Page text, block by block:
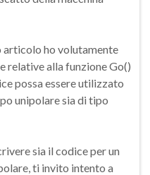
articolo ho volutamente
relative alla funzione Go()
possa essere utilizzato
unipolare sia di tipo
sia il codice per un
ti invito intento a